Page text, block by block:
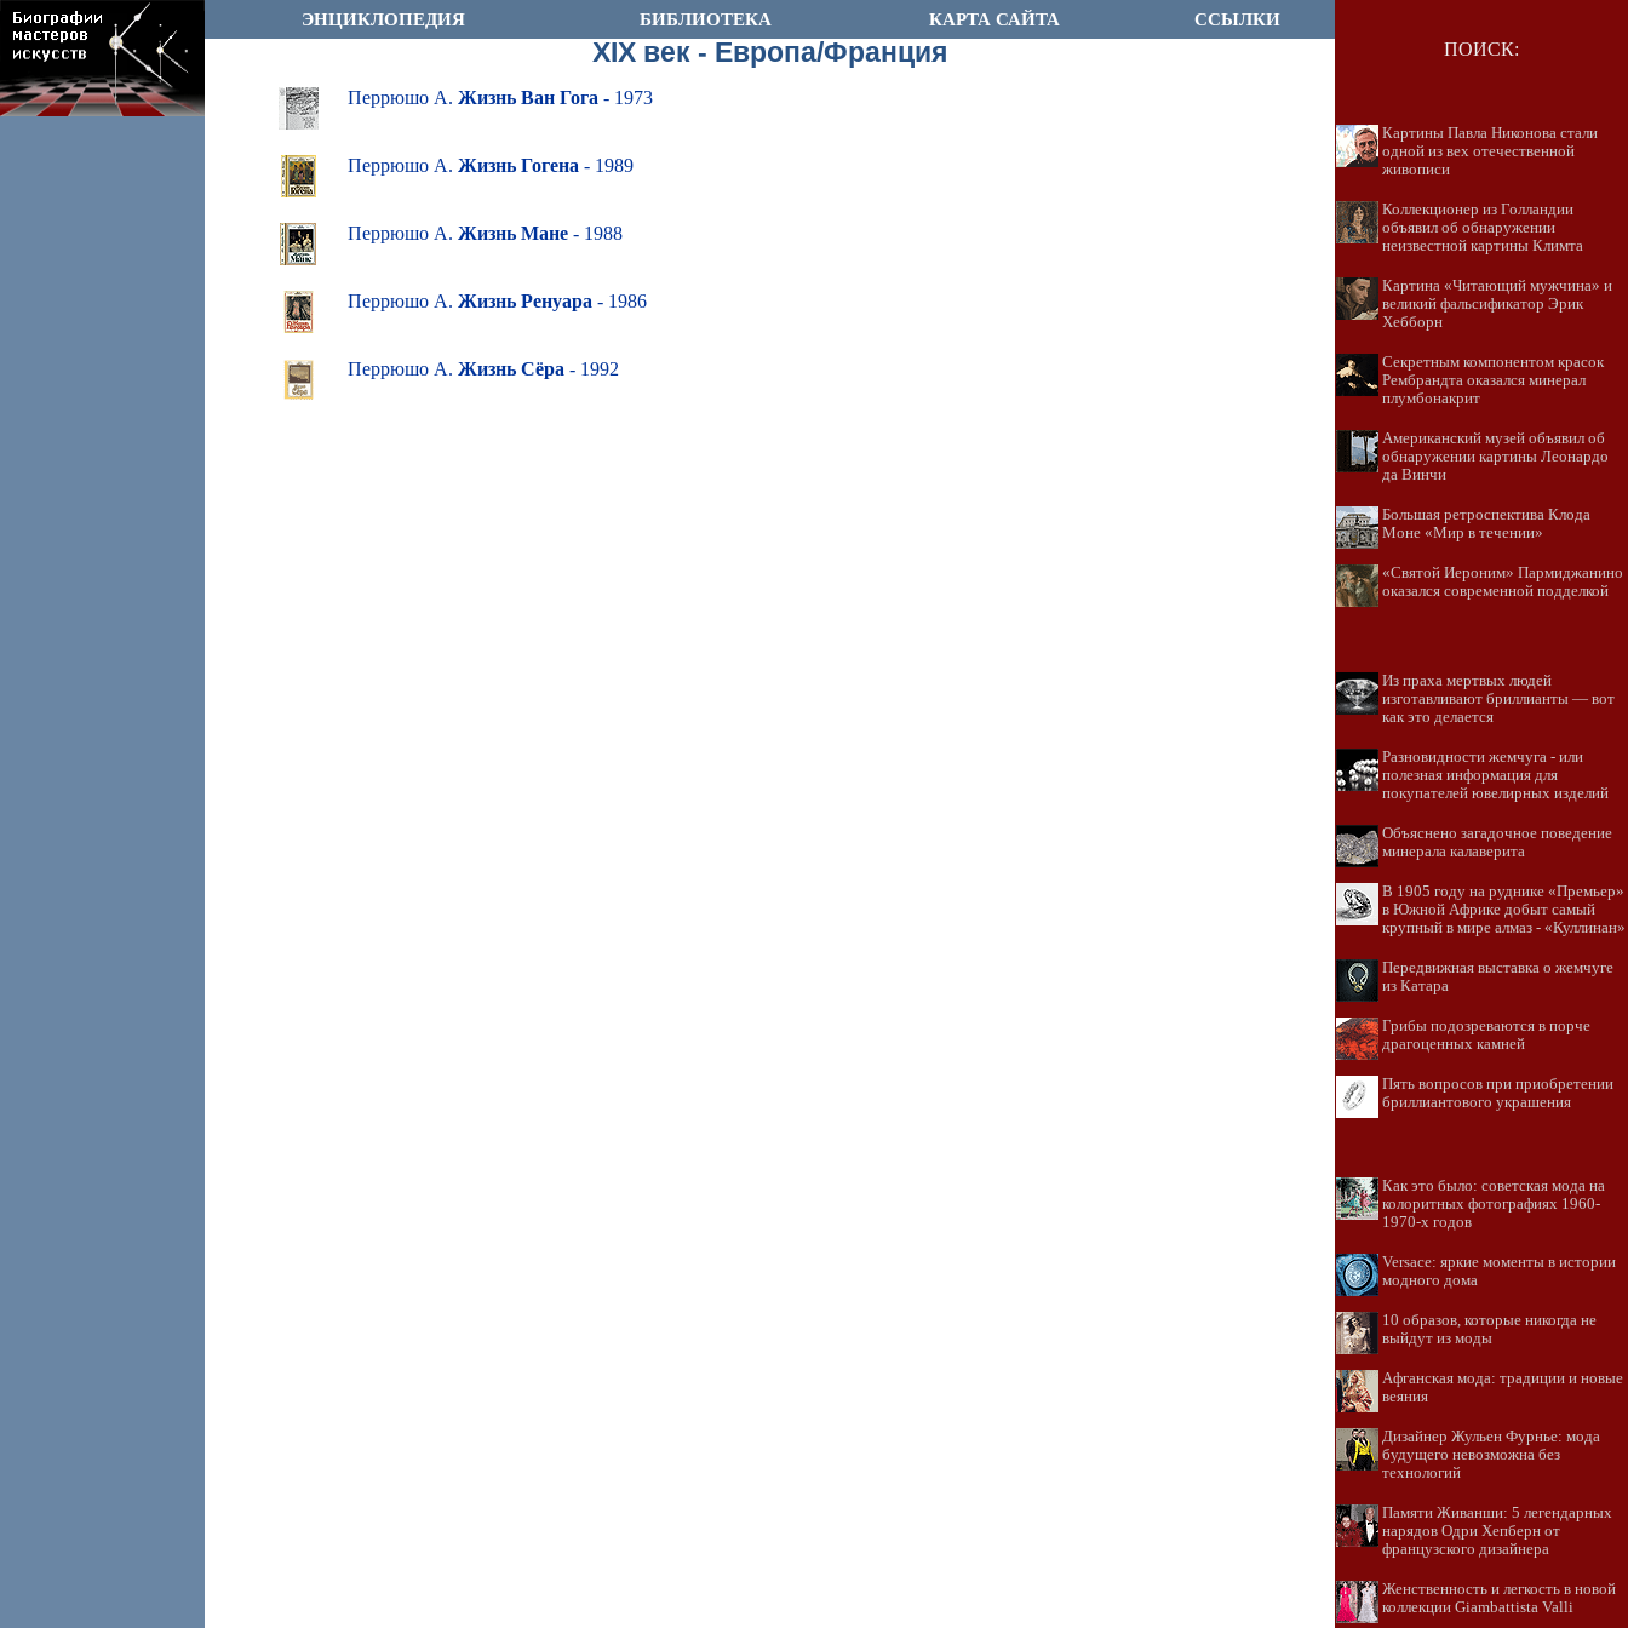
ЭНЦИКЛОПЕДИЯ БИБЛИОТЕКА КАРТА САЙТА ССЫЛКИ
XIX век - Европа/Франция
Перрюшо А. Жизнь Ван Гога - 1973
Перрюшо А. Жизнь Гогена - 1989
Перрюшо А. Жизнь Мане - 1988
Перрюшо А. Жизнь Ренуара - 1986
Перрюшо А. Жизнь Сёра - 1992
ПОИСК:
Картины Павла Никонова стали
одной из вех отечественной
живописи
Коллекционер из Голландии
объявил об обнаружении
неизвестной картины Климта
Картина «Читающий мужчина» и
великий фальсификатор Эрик
Хебборн
Секретным компонентом красок
Рембрандта оказался минерал
плумбонакрит
Американский музей объявил об
обнаружении картины Леонардо
да Винчи
Большая ретроспектива Клода
Моне «Мир в течении»
«Святой Иероним» Пармиджанино
оказался современной подделкой
Из праха мертвых людей
изготавливают бриллианты — вот
как это делается
Разновидности жемчуга - или
полезная информация для
покупателей ювелирных изделий
Объяснено загадочное поведение
минерала калаверита
В 1905 году на руднике «Премьер»
в Южной Африке добыт самый
крупный в мире алмаз - «Куллинан»
Передвижная выставка о жемчуге
из Катара
Грибы подозреваются в порче
драгоценных камней
Пять вопросов при приобретении
бриллиантового украшения
Как это было: советская мода на
колоритных фотографиях 1960-
1970-х годов
Versace: яркие моменты в истории
модного дома
10 образов, которые никогда не
выйдут из моды
Афганская мода: традиции и новые
веяния
Дизайнер Жульен Фурнье: мода
будущего невозможна без
технологий
Памяти Живанши: 5 легендарных
нарядов Одри Хепберн от
французского дизайнера
Женственность и легкость в новой
коллекции Giambattista Valli